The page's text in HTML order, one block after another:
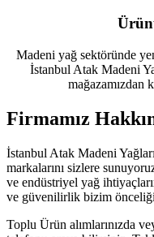
Madeni yağ sektöründe
İstanbul Atak Madeni
mağazamızdan
Firmamız
İstanbul Atak Madeni
markalarını sizlere
ve endüstriyel yağ
ve güvenilirlik bizim
Toplu Ürün alımlarınızda